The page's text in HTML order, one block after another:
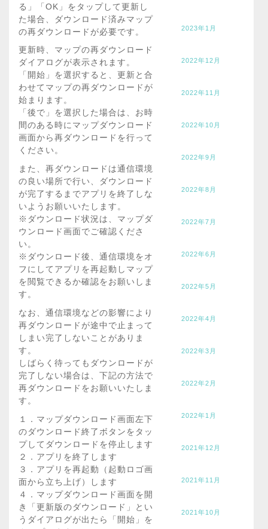
る」「OK」をタップして更新し
た場合、ダウンロード済みマップ
の再ダウンロードが必要です。
更新時、マップの再ダウンロード
ダイアログが表示されます。
「開始」を選択すると、更新と合
わせてマップの再ダウンロードが
始まります。
「後で」を選択した場合は、お時
間のある時にマップダウンロード
画面から再ダウンロードを行って
ください。
また、再ダウンロードは通信環境
の良い場所で行い、ダウンロード
が完了するまでアプリを終了しな
いようお願いいたします。
※ダウンロード状況は、マップダ
ウンロード画面でご確認くださ
い。
※ダウンロード後、通信環境をオ
フにしてアプリを再起動しマップ
を閲覧できるか確認をお願いしま
す。
なお、通信環境などの影響により
再ダウンロードが途中で止まって
しまい完了しないことがありま
す。
しばらく待ってもダウンロードが
完了しない場合は、下記の方法で
再ダウンロードをお願いいたしま
す。
１．マップダウンロード画面左下
のダウンロード終了ボタンをタッ
プしてダウンロードを停止します
２．アプリを終了します
３．アプリを再起動（起動ロゴ画
面から立ち上げ）します
４．マップダウンロード画面を開
き「更新版のダウンロード」とい
うダイアログが出たら「開始」を
2023年1月
2022年12月
2022年11月
2022年10月
2022年9月
2022年8月
2022年7月
2022年6月
2022年5月
2022年4月
2022年3月
2022年2月
2022年1月
2021年12月
2021年11月
2021年10月